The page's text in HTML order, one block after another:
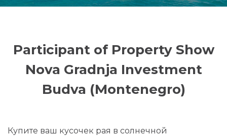
Participant of Property Show
Nova Gradnja Investment
Budva (Montenegro)
Купите ваш кусочек рая в солнечной